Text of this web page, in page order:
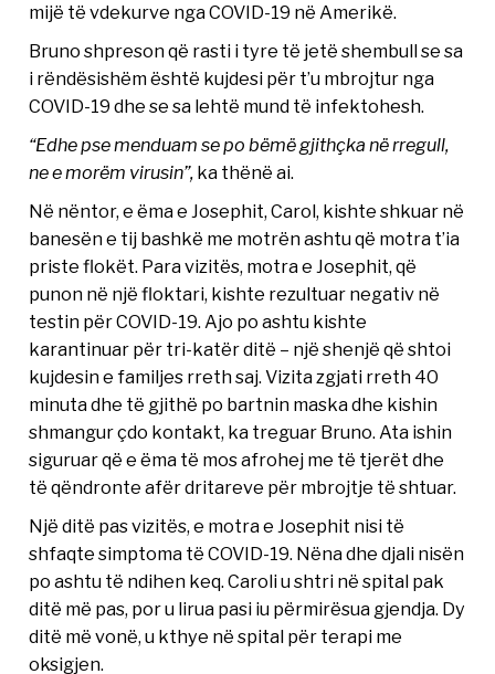
mijë të vdekurve nga COVID-19 në Amerikë.
Bruno shpreson që rasti i tyre të jetë shembull se sa
i rëndësishëm është kujdesi për t’u mbrojtur nga
COVID-19 dhe se sa lehtë mund të infektohesh.
“Edhe pse menduam se po bëmë gjithçka në rregull,
ne e morëm virusin”, ka thënë ai.
Në nëntor, e ëma e Josephit, Carol, kishte shkuar në
banesën e tij bashkë me motrën ashtu që motra t’ia
priste flokët. Para vizitës, motra e Josephit, që
punon në një floktari, kishte rezultuar negativ në
testin për COVID-19. Ajo po ashtu kishte
karantinuar për tri-katër ditë – një shenjë që shtoi
kujdesin e familjes rreth saj. Vizita zgjati rreth 40
minuta dhe të gjithë po bartnin maska dhe kishin
shmangur çdo kontakt, ka treguar Bruno. Ata ishin
siguruar që e ëma të mos afrohej me të tjerët dhe
të qëndronte afër dritareve për mbrojtje të shtuar.
Një ditë pas vizitës, e motra e Josephit nisi të
shfaqte simptoma të COVID-19. Nëna dhe djali nisën
po ashtu të ndihen keq. Caroli u shtri në spital pak
ditë më pas, por u lirua pasi iu përmirësua gjendja. Dy
ditë më vonë, u kthye në spital për terapi me
oksigjen.